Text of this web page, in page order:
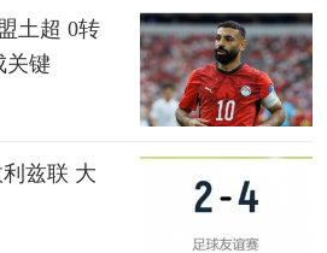
土超 0转
关键
兹联 大